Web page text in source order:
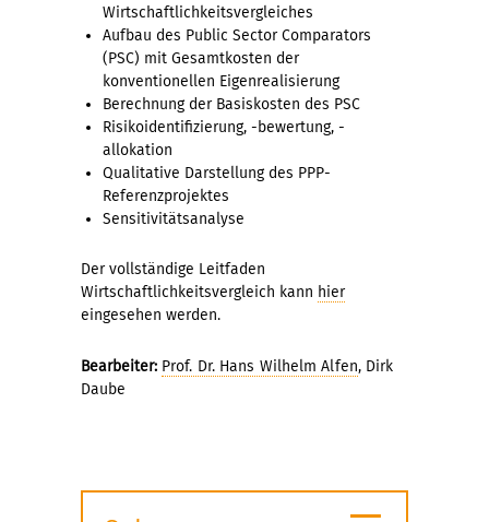
Wirtschaftlichkeitsvergleiches
Aufbau des Public Sector Comparators
(PSC) mit Gesamtkosten der
konventionellen Eigenrealisierung
Berechnung der Basiskosten des PSC
Risikoidentifizierung, -bewertung, -
allokation
Qualitative Darstellung des PPP-
Referenzprojektes
Sensitivitätsanalyse
Der vollständige Leitfaden
Wirtschaftlichkeitsvergleich kann hier
eingesehen werden.
Bearbeiter: Prof. Dr. Hans Wilhelm Alfen, Dirk
Daube